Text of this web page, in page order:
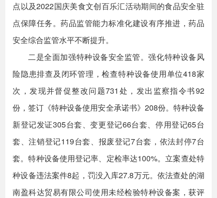
点以及2022国庆美食文创百乐汇活动期间的食品安全驻
点保障任务。药品监管能力标准化建设有序推进，药品
安全综合监管水平不断提升。
二是全面加强特种设备安全监管。强化特种设备风
险隐患排查及闭环管理，检查特种设备使用单位418家
次，发现并督促整改问题731处，发出监察指令书92
份，签订《特种设备使用安全承诺书》208份。特种设备
新登记发证305台套、变更登记66台套、停用登记65台
套、注销登记119台套、报废登记7台套，依法封停7台
套。特种设备使用登记率、定检率达100%。立案查处特
种设备违法案件8起，罚没入库27.8万元。依法查处的湖
南盈科达贸易有限公司使用未经检验特种设备案，获评